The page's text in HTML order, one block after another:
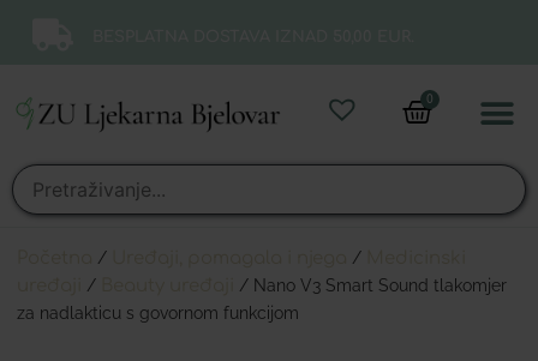
0
/ /
/
/ Nano V3 Smart Sound tlakomjer
za nadlakticu s govornom funkcijom